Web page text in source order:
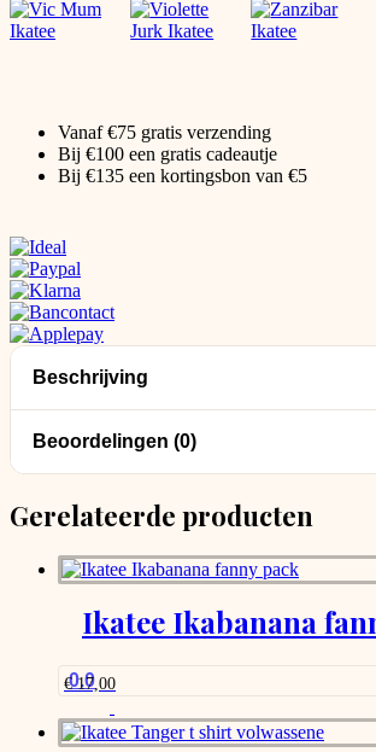
Vanaf €75 gratis verzending
Bij €100 een gratis cadeautje
Bij €135 een kortingsbon van €5
Beschrijving
Beoordelingen (0)
Gerelateerde producten
Ikatee Ikabanana
0.0
€17,00